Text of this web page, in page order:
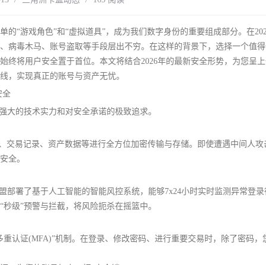
“游戏角色”和“虚拟道具”，成为我们数字身份的重要组成部分。在
病毒木马、账号盗取等手段层出不穷。在这样的背景下，选择一个值
终将用户安全置于首位。本文将结合2026年的最新安全形势，为您呈
，实现真正的账号与资产无忧。
全
大的技术实力和对安全承诺的极致追求。
交易记录、资产数据等进行全方位加密传输与存储。即使遭遇中间人攻
全。
部署了基于人工智能的智能风控系统，能够7x24小时实时监测异常登
级”预警与拦截，将风险扼杀在摇篮中。
认证(MFA)”机制。在登录、修改密码、进行重要交易时，除了密码，